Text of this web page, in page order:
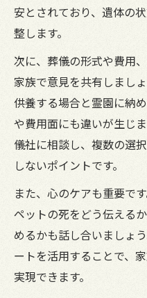
安とされており、遺体の
整します。
次に、葬儀の形式や費用
家族で意見を共有しまし
供養する場合と霊園に納
や費用面にも違いが生じ
儀社に相談し、複数の選
しないポイントです。
また、心のケアも重要で
ペットの死をどう伝える
めるかも話し合いましょ
ートを活用することで、
実現できます。